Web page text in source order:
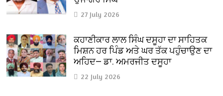
27 July 2026
ਕਹਾਣੀਕਾਰ ਲਾਲ ਸਿੰਘ ਦਸੂਹਾ ਦਾ ਸਾਹਿਤਕ
ਮਿਸ਼ਨ ਹਰ ਪਿੰਡ ਅਤੇ ਘਰ ਤੱਕ ਪਹੁੰਚਾਉਣ ਦਾ
ਅਹਿਦ— ਡਾ. ਅਮਰਜੀਤ ਦਸੂਹਾ
22 July 2026